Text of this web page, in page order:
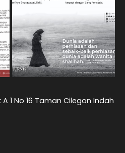
1 No 16 Taman Cilegon Indah